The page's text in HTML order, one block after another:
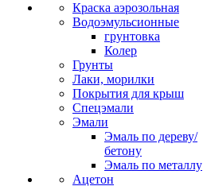
Краска аэрозольная
Водоэмульсионные
грунтовка
Колер
Грунты
Лаки, морилки
Покрытия для крыш
Спецэмали
Эмали
Эмаль по дереву/
бетону
Эмаль по металлу
Ацетон